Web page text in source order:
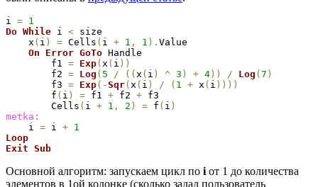
i = 1
Do While i < size
    x
( i ) = Cells ( i + 1 , 1 ) . Value
On
Error GoTo Handle
        f1
= Exp( x ( i ) )
        f2
= Log ( 5 / ( ( x ( i ) ^ 3 ) + 4 ) ) / Log ( 7 )
        f3
= Exp( -Sqr( x ( i ) / ( 1 + x ( i ) ) ) )
        f
( i ) = f1 + f2 + f3
        Cells
( i + 1 , 2 ) = f ( i )
metka :
    i
= i + 1
Loop
Exit Sub
Основной алгоритм: запускаем цикл по i от 1 до количества
элементов в 1ой колонке (сколько задал пользователь